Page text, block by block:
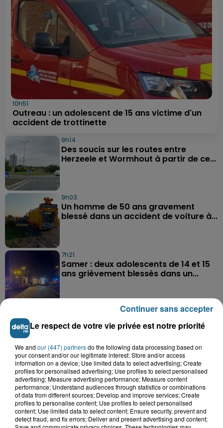
10h51
Outreau : un adolescent de 15 ans victime d'un
accident de trottinette
9h14
Des soucis sur les routes entre
Herzeele et Wormhout à partir de ce...
9h03
Un homme de 50 ans gravement
blessé dans un accident de voiture à...
7h21
Samer : deux adolescents de 14 et 15
ans grièvement blessés dans un...
A GAGNER
Le respect de votre vie privée est notre priorité
We and our (447) partnersdo the following data processing based on
your consent and/or our legitimate interest: Store and/or access
information on a device; Use limited data to select advertising; Create
profiles for personalised advertising; Use profiles to select personalised
advertising; Measure advertising performance; Measure content
performance; Understand audiences through statistics or combinations
of data from different sources; Develop and improve services; Create
profiles to personalise content; Use profiles to select personalised
content; Use limited data to select content; Ensure security, prevent and
detect fraud, and fix errors; Deliver and present advertising and content;
Continuer sans accepter